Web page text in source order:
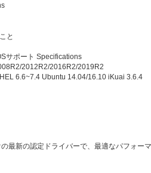
と
サポート Specifications
2012R2/2016R2/2019R2
6.6~7.4 Ubuntu 14.04/16.10 iKuai 3.6.4
最新の認定ドライバーで、最適なパフォー